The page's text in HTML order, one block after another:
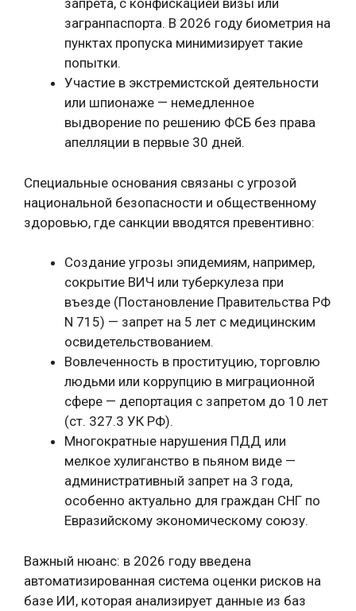
запрета, с конфискацией визы или
загранпаспорта. В 2026 году биометрия на
пунктах пропуска минимизирует такие
попытки.
Участие в экстремистской деятельности
или шпионаже — немедленное
выдворение по решению ФСБ без права
апелляции в первые 30 дней.
Специальные основания связаны с угрозой
национальной безопасности и общественному
здоровью, где санкции вводятся превентивно:
Создание угрозы эпидемиям, например,
сокрытие ВИЧ или туберкулеза при
въезде (Постановление Правительства РФ
N 715) — запрет на 5 лет с медицинским
освидетельствованием.
Вовлеченность в проституцию, торговлю
людьми или коррупцию в миграционной
сфере — депортация с запретом до 10 лет
(ст. 327.3 УК РФ).
Многократные нарушения ПДД или
мелкое хулиганство в пьяном виде —
административный запрет на 3 года,
особенно актуально для граждан СНГ по
Евразийскому экономическому союзу.
Важный нюанс: в 2026 году введена
автоматизированная система оценки рисков на
базе ИИ, которая анализирует данные из баз